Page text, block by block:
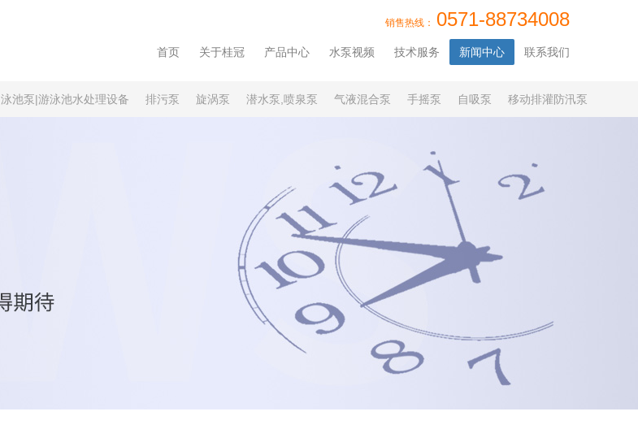
销售热线： 0571-88734008
首页 关于桂冠 产品中心 水泵视频 技术服务 新闻中心 联系我们
泳池泵|游泳池水处理设备 排污泵 旋涡泵 潜水泵,喷泉泵 气液混合泵 手摇泵 自吸泵 移动排灌防汛泵